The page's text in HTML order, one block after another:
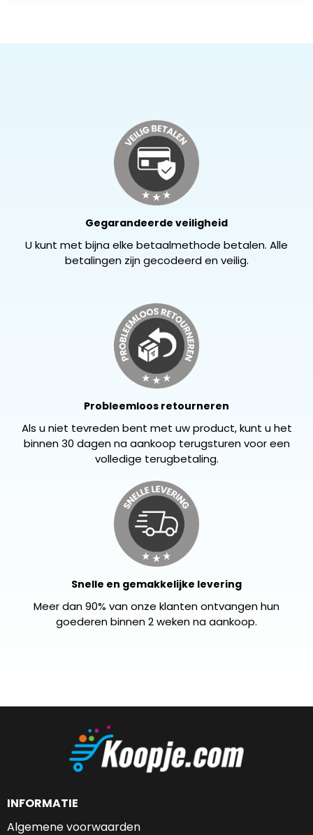
Gegarandeerde veiligheid
U kunt met bijna elke betaalmethode betalen. Alle
betalingen zijn gecodeerd en veilig.
Probleemloos retourneren
Als u niet tevreden bent met uw product, kunt u het
binnen 30 dagen na aankoop terugsturen voor een
volledige terugbetaling.
Snelle en gemakkelijke levering
Meer dan 90% van onze klanten ontvangen hun
goederen binnen 2 weken na aankoop.
INFORMATIE
Algemene voorwaarden